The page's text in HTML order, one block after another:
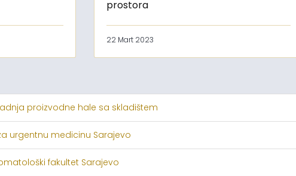
prostora
22 Mart 2023
proizvodne hale sa skladištem
urgentnu medicinu Sarajevo
fakultet Sarajevo